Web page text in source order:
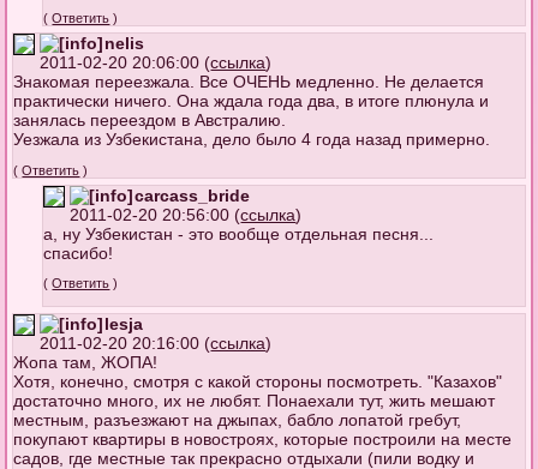
(Ответить )
nelis
2011-02-20 20:06:00 (ссылка)
Знакомая переезжала. Все ОЧЕНЬ медленно. Не делается
практически ничего. Она ждала года два, в итоге плюнула и
занялась переездом в Австралию.
Уезжала из Узбекистана, дело было 4 года назад примерно.
(Ответить )
carcass_bride
2011-02-20 20:56:00 (ссылка)
а, ну Узбекистан - это вообще отдельная песня...
спасибо!
(Ответить )
lesja
2011-02-20 20:16:00 (ссылка)
Жопа там, ЖОПА!
Хотя, конечно, смотря с какой стороны посмотреть. "Казахов"
достаточно много, их не любят. Понаехали тут, жить мешают
местным, разъезжают на джыпах, бабло лопатой гребут,
покупают квартиры в новостроях, которые построили на месте
садов, где местные так прекрасно отдыхали (пили водку и